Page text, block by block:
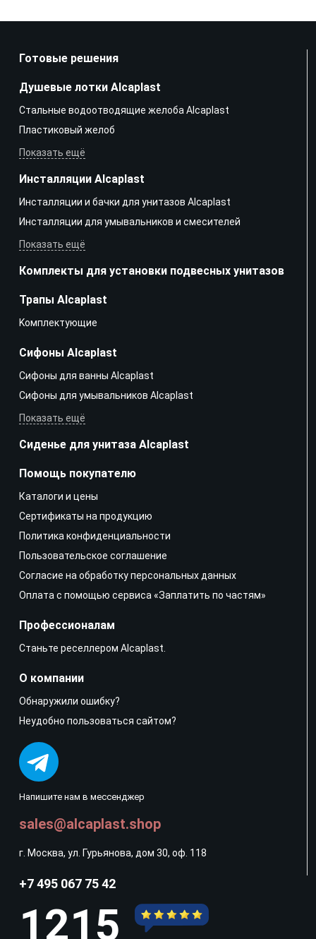
Готовые решения
Душевые лотки Alcaplast
Стальные водоотводящие желоба Alcaplast
Пластиковый желоб
Показать ещё
Инсталляции Alcaplast
Инсталляции и бачки для унитазов Alcaplast
Инсталляции для умывальников и смесителей
Показать ещё
Комплекты для установки подвесных унитазов
Трапы Alcaplast
Kомплектующие
Сифоны Alcaplast
Сифоны для ванны Alcaplast
Сифоны для умывальников Alcaplast
Показать ещё
Сиденье для унитаза Alcaplast
Напишите нам в мессенджер
sales@alcaplast.shop
г. Москва, ул. Гурьянова, дом 30, оф. 118
Помощь покупателю
Каталоги и цены
Сертификаты на продукцию
Политика конфиденциальности
Пользовательское соглашение
Согласие на обработку персональных данных
Оплата с помощью сервиса «Заплатить по частям»
Профессионалам
Станьте реселлером Alcaplast.
О компании
Обнаружили ошибку?
Неудобно пользоваться сайтом?
+7 495 067 75 42
1215